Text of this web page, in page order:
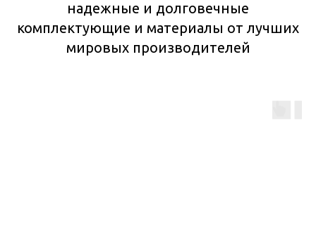
надежные и долговечные
комплектующие и материалы от лучших
мировых производителей